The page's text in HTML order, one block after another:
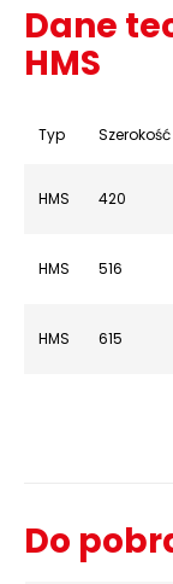
Dane
HMS
Typ
HMS 420
HMS 516
HMS 615
Do